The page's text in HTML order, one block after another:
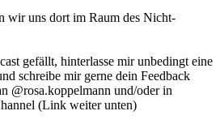
wir uns dort im Raum des Nicht-
gefällt, hinterlasse mir unbedingt eine
schreibe mir gerne dein Feedback
@rosa.koppelmann und/oder in
(Link weiter unten)